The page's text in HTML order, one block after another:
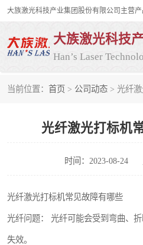
当前位置： 首页 > 公司动态 > 光纤
光纤激光打标机
时间：2023-08-24
光纤激光打标机常见故障有哪些
光纤问题： 光纤可能会受到弯曲、
失效。
光纤激光打标机
CO2激光打标机
大族激光紫外打标机
二氧化碳打标机